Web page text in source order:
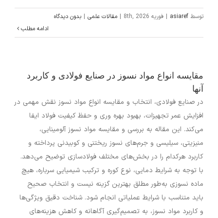
توسط asiaref
| فوریه 8th, 2026 | مقالات علمی | بدون دیدگاه
ادامه مطلب
مقایسه انواع مواد نسوز در صنایع فولادی و کاربرد
آنها
در صنایع فولادی، انتخاب و مقایسه انواع مواد نسوز نقش مهمی در
افزایش عمر تجهیزات، بهبود بهره‌ وری و حفظ کیفیت فولاد ایفا
می‌کند. این مقاله به بررسی و مقایسه مواد نسوز آلومینایی،
منیزیتی، سیلیسی و جرم‌های نسوز ریختنی و کوبیدنی پرداخته و
کاربرد هرکدام را در بخش‌های مختلف فولادسازی توضیح می‌دهد.
با توجه به شرایط دمایی، نوع کوره و ترکیب شیمیایی سرباره، هیچ
ماده نسوزی به‌طور مطلق بهترین گزینه نیست و انتخاب صحیح
باید متناسب با شرایط عملیاتی انجام شود. شناخت دقیق ویژگی‌ها
و کاربرد مواد نسوز، به تصمیم‌گیری آگاهانه و کاهش هزینه‌های